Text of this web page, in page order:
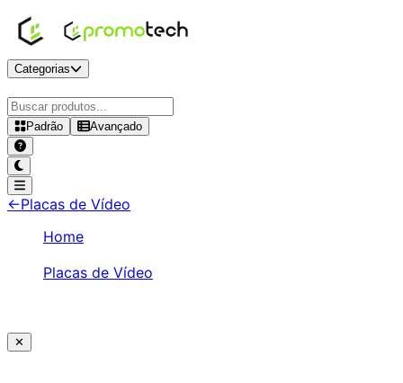
Categorias
Padrão Avançado
RTX 3090
←Placas de Vídeo
Home
Placas de Vídeo
✕